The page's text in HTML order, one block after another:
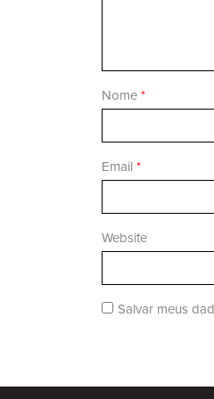
Nome *
Email *
Website
Salvar meus